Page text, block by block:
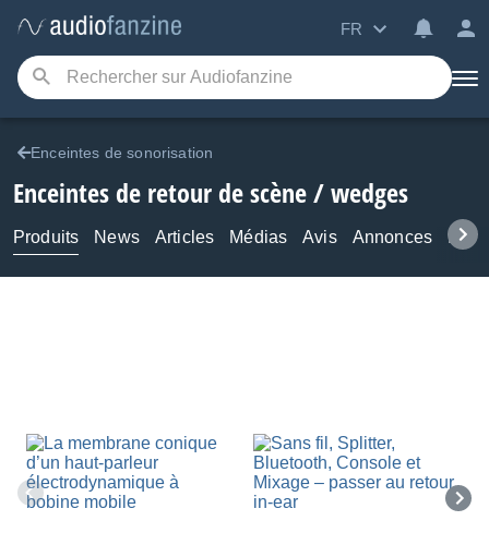
FR
Enceintes de sonorisation
Enceintes de retour de scène / wedges
Produits News Articles Médias Avis Annonces